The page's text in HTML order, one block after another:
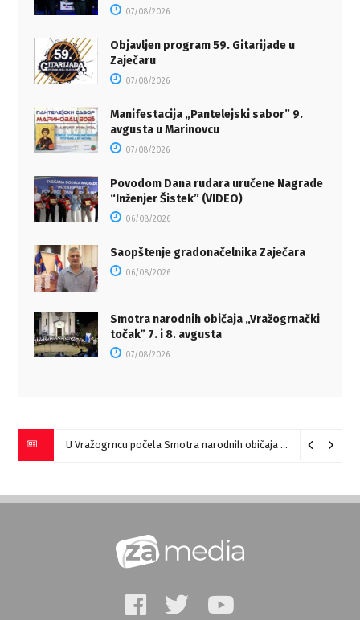
07/08/2026
Objavljen program 59. Gitarijade u
Zaječaru
07/08/2026
Manifestacija „Pantelejski sabor” 9.
avgusta u Marinovcu
07/08/2026
Povodom Dana rudara uručene Nagrade
“Inženjer Šistek” (VIDEO)
06/08/2026
Saopštenje gradonačelnika Zaječara
06/08/2026
Smotra narodnih običaja „Vražogrnački
točakˮ 7. i 8. avgusta
07/08/2026
U Vražogrncu počela Smotra narodnih običaja „Vražogrnački točak“